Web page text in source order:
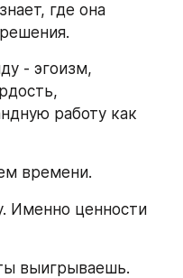
где она
- эгоизм,
работу как
времени.
Именно ценности
выигрываешь.